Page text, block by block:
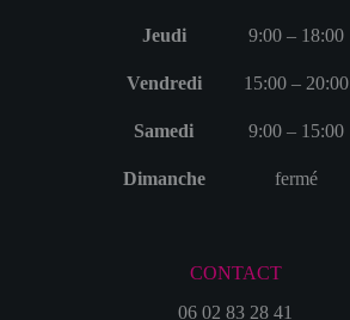
Jeudi 9:00 – 18:00
Vendredi 15:00 – 20:00
Samedi 9:00 – 15:00
Dimanche fermé
CONTACT
06 02 83 28 41